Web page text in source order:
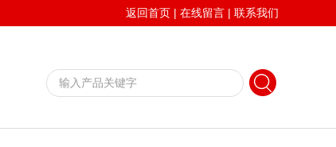
返回首页 | 在线留言 | 联系我们